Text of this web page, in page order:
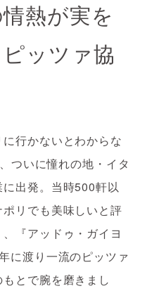
熱が実を
ッツァ協
行かないとわからな
ついに憧れの地・イタ
出発。当時500軒以
リでも美味しいと評
『アッドゥ・ガイヨ
に渡り一流のピッツァ
とで腕を磨きまし